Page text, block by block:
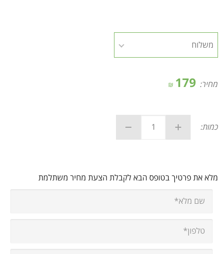
מחיר: 179
₪
כמות:
מלא את פרטיך בטופס הבא לקבלת הצעת מחיר משתלמת